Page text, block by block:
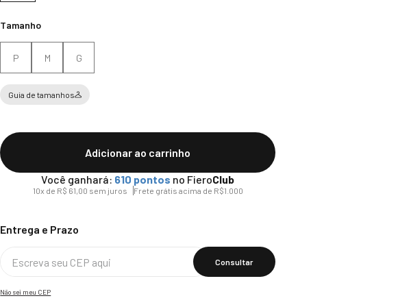
Tamanho
P M G
Guia de tamanhos
Adicionar ao carrinho
Você ganhará: 610 pontos no FieroClub
10x de R$ 61,00 sem juros Frete grátis acima de R$1.000
Não sei meu CEP
Frete